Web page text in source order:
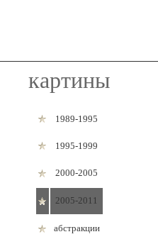
картины
1989-1995
1995-1999
2000-2005
2005-2011
абстракции